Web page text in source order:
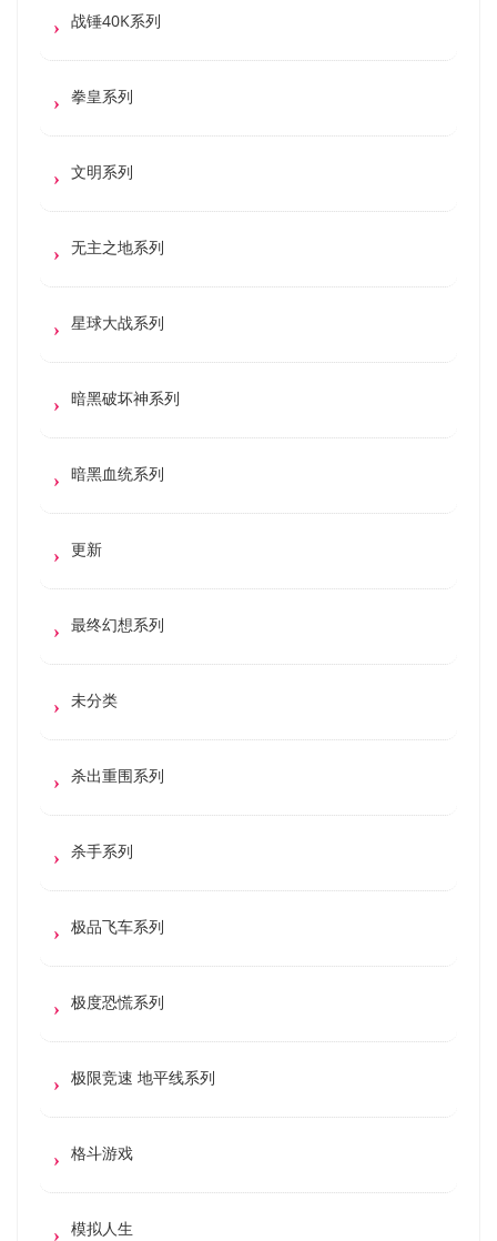
战锤40K系列
拳皇系列
文明系列
无主之地系列
星球大战系列
暗黑破坏神系列
暗黑血统系列
更新
最终幻想系列
未分类
杀出重围系列
杀手系列
极品飞车系列
极度恐慌系列
极限竞速 地平线系列
格斗游戏
模拟人生